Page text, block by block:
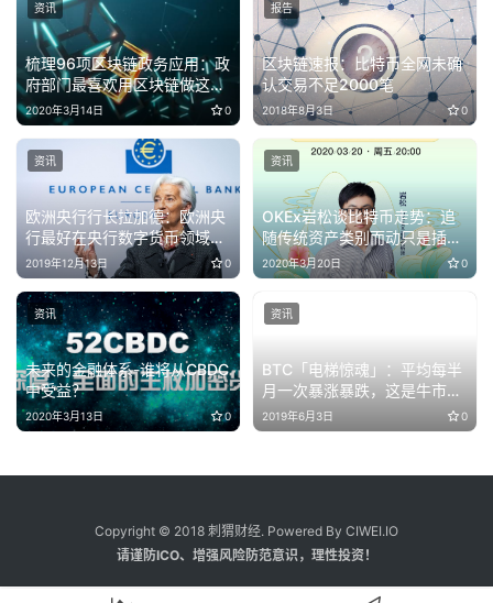
梳理96项区块链政务应用：政
府部门最喜欢用区块链做这8
件事
2020年3月14日 0
资讯
区块链速报：比特币全网未确
认交易不足2000笔
2018年8月3日 0
报告
欧洲央行行长拉加德：欧洲央
行最好在央行数字货币领域保
持领先地位
2019年12月13日 0
资讯
OKEx岩松谈比特币走势：追
随传统资产类别而动只是插
曲，回归独立走势迹象已初现
2020年3月20日 0
资讯
未来的金融体系-谁将从CBDC
中受益？
2020年3月13日 0
资讯
BTC「电梯惊魂」：平均每半
月一次暴涨暴跌，这是牛市初
期的标志？
2019年6月3日 0
资讯
Copyright © 2018 刺猬财经. Powered By CIWEI.IO
请谨防ICO、增强风险防范意识，理性投资！